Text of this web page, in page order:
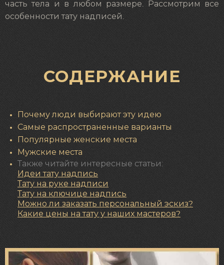
часть тела и в любом размере. Рассмотрим все
особенности тату надписей.
СОДЕРЖАНИЕ
Почему люди выбирают эту идею
Самые распространенные варианты
Популярные женские места
Мужские места
Также читайте интересные статьи:
Идеитату надпись
Тату на руке надписи
Тату на ключице надпись
Можно ли заказать персональный эскиз?
Какие цены на тату у наших мастеров?